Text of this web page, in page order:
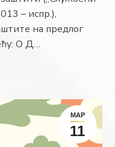
– испр.),
на предлог
О Д…
МАР
11